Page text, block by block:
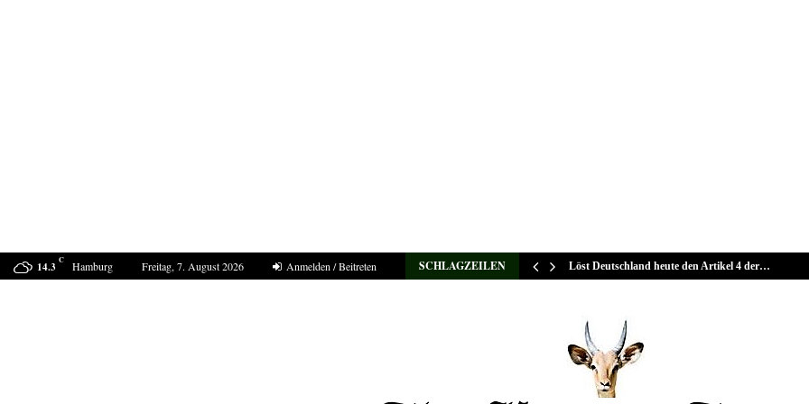
14.3 C Hamburg Freitag, 7. August 2026 Anmelden / Beitreten SCHLAGZEILEN
Marokko muss für den Angriff auf Ceuta… Löst Deutschland heute den Artikel 4 der…